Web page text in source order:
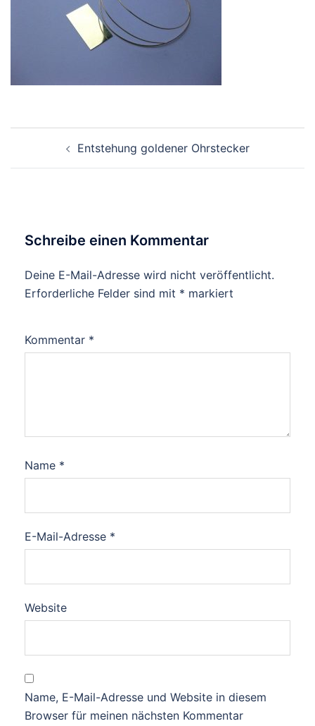
Entstehung goldener Ohrstecker
Schreibe einen Kommentar
Deine E-Mail-Adresse wird nicht veröffentlicht.
Erforderliche Felder sind mit * markiert
Kommentar *
Name *
E-Mail-Adresse *
Website
Name, E-Mail-Adresse und Website in diesem
Browser für meinen nächsten Kommentar